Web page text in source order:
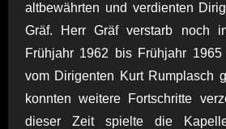
altbewährten und verdienten
Gräf. Herr Gräf verstarb noch
Frühjahr 1962 bis Frühjahr
vom Dirigenten Kurt Rumplasch
konnten weitere Fortschritte
dieser Zeit spielte die